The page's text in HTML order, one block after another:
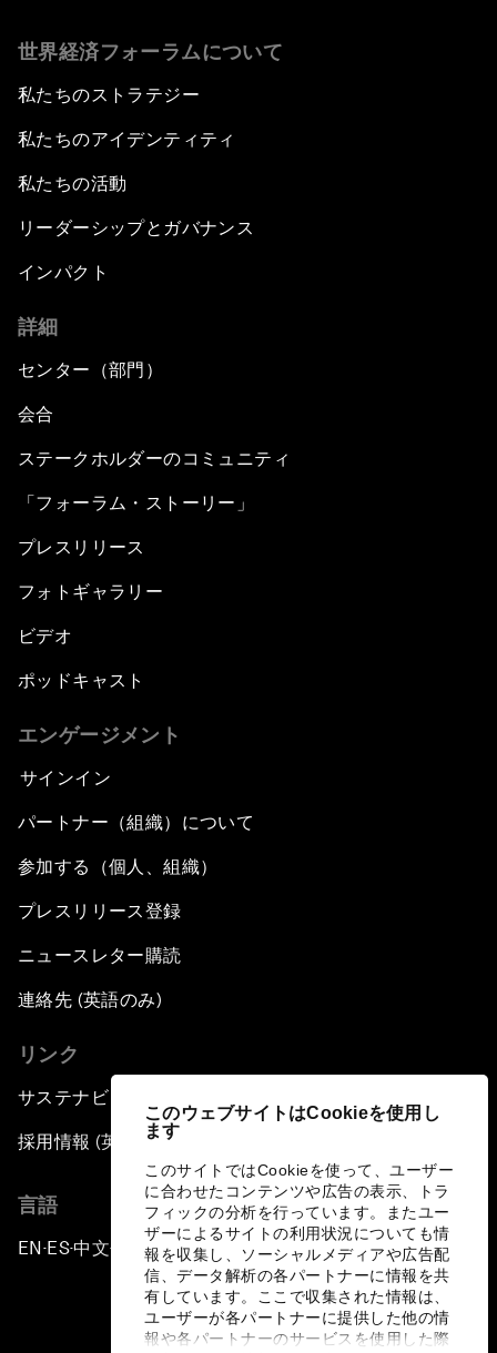
このウェブサイトはCookieを使用し
ます
このサイトではCookieを使って、ユーザー
に合わせたコンテンツや広告の表示、トラ
フィックの分析を行っています。またユー
ザーによるサイトの利用状況についても情
報を収集し、ソーシャルメディアや広告配
信、データ解析の各パートナーに情報を共
有しています。ここで収集された情報は、
ユーザーが各パートナーに提供した他の情
報や各パートナーのサービスを使用した際
世界経済フォーラムについて
私たちのストラテジー
私たちのアイデンティティ
私たちの活動
リーダーシップとガバナンス
インパクト
詳細
センター（部門）
会合
ステークホルダーのコミュニティ
「フォーラム・ストーリー」
プレスリリース
フォトギャラリー
ビデオ
ポッドキャスト
エンゲージメント
サインイン
パートナー（組織）について
参加する（個人、組織）
プレスリリース登録
ニュースレター購読
連絡先 (英語のみ)
リンク
サステナビリティへの取り組み
採用情報 (英語のみ)
言語
EN ▪ ES▪中文▪ 日本語